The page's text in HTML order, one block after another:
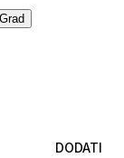
DODATI